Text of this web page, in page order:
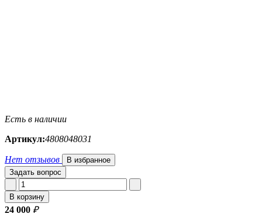
Есть в наличии
Артикул:4808048031
Нет отзывов
В избранное
Задать вопрос
В корзину
24 000 ₽